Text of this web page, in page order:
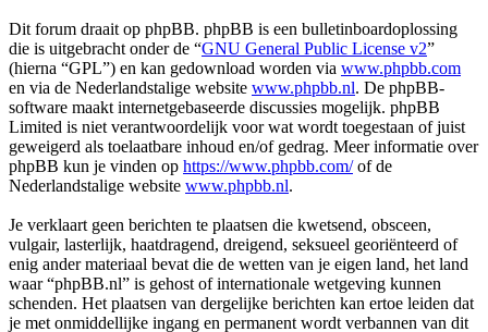
Dit forum draait op phpBB. phpBB is een bulletinboardoplossing
die is uitgebracht onder de “GNU General Public License v2”
(hierna “GPL”) en kan gedownload worden via www.phpbb.com
en via de Nederlandstalige website www.phpbb.nl. De phpBB-
software maakt internetgebaseerde discussies mogelijk. phpBB
Limited is niet verantwoordelijk voor wat wordt toegestaan of juist
geweigerd als toelaatbare inhoud en/of gedrag. Meer informatie over
phpBB kun je vinden op https://www.phpbb.com/of de
Nederlandstalige website www.phpbb.nl.
Je verklaart geen berichten te plaatsen die kwetsend, obsceen,
vulgair, lasterlijk, haatdragend, dreigend, seksueel georiënteerd of
enig ander materiaal bevat die de wetten van je eigen land, het land
waar “phpBB.nl” is gehost of internationale wetgeving kunnen
schenden. Het plaatsen van dergelijke berichten kan ertoe leiden dat
je met onmiddellijke ingang en permanent wordt verbannen van dit